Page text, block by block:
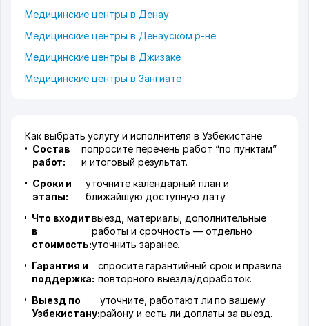
Медицинские центры в Денау
Медицинские центры в Денауском р-не
Медицинские центры в Джизаке
Медицинские центры в Зангиате
Как выбрать услугу и исполнителя в Узбекистане
Состав
работ:
попросите перечень работ “по пунктам”
и итоговый результат.
Сроки и
этапы:
уточните календарный план и
ближайшую доступную дату.
Что входит
в
стоимость:
выезд, материалы, дополнительные
работы и срочность — отдельно
уточнить заранее.
Гарантия и
поддержка:
спросите гарантийный срок и правила
повторного выезда/доработок.
Выезд по
Узбекистану:
уточните, работают ли по вашему
району и есть ли доплаты за выезд.